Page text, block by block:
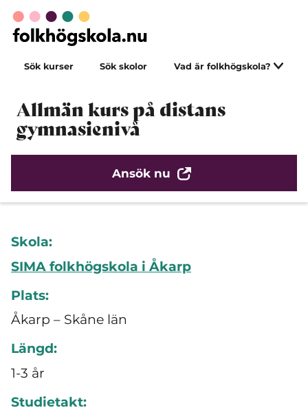
Sök kurser Sök skolor Vad är folkhögskola?
Allmän kurs på distans
gymnasienivå
Ansök nu
Skola:
SIMA folkhögskola i Åkarp
Plats:
Åkarp – Skåne län
Längd:
1-3 år
Studietakt: